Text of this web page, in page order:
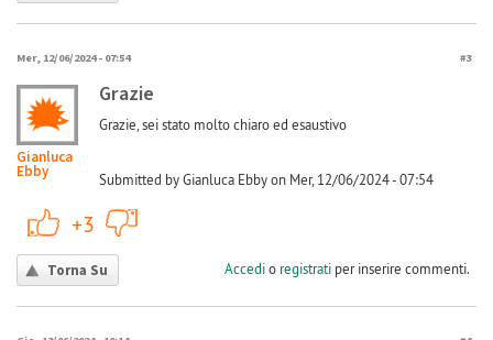
Mer, 12/06/2024 - 07:54 #3
Gianluca
Ebby
Grazie
Grazie, sei stato molto chiaro ed esaustivo
Submitted by Gianluca Ebby on Mer, 12/06/2024 - 07:54
+3
Torna Su Accedio registratiper inserire commenti.